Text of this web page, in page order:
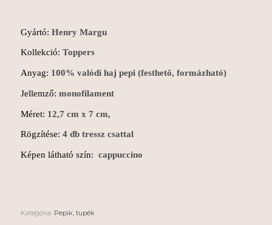
Gyártó: Henry Margu
Kollekció: Toppers
Anyag: 100% valódi haj pepi (festhető, formázható)
Jellemző: monofilament
Méret: 12,7 cm x 7 cm,
Rögzítése: 4 db tressz csattal
Képen látható szín: cappuccino
Kategória: Pepik, tupék